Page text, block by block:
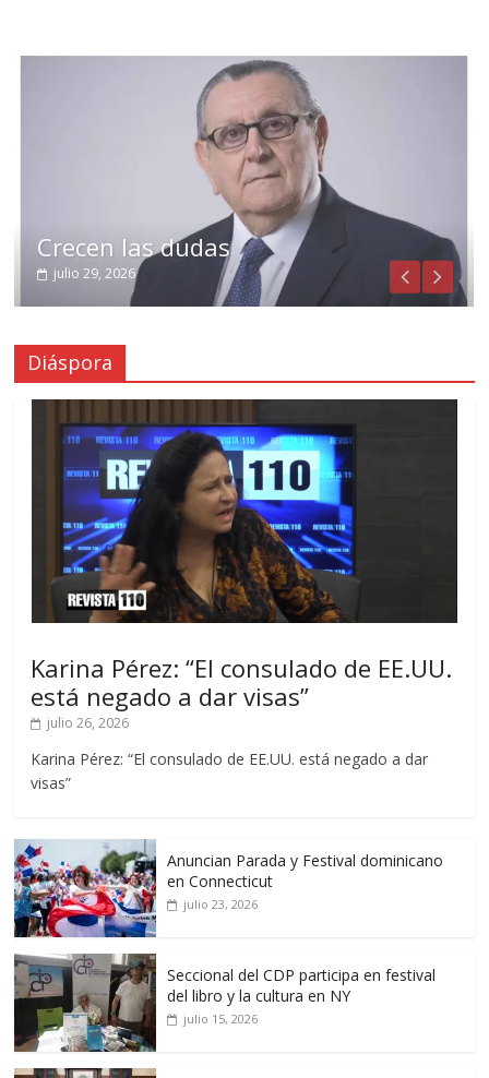
Crecen las dudas
julio 29, 2026
Diáspora
Karina Pérez: “El consulado de EE.UU.
está negado a dar visas”
julio 26, 2026
Karina Pérez: “El consulado de EE.UU. está negado a dar
visas”
Anuncian Parada y Festival dominicano
en Connecticut
julio 23, 2026
Seccional del CDP participa en festival
del libro y la cultura en NY
julio 15, 2026